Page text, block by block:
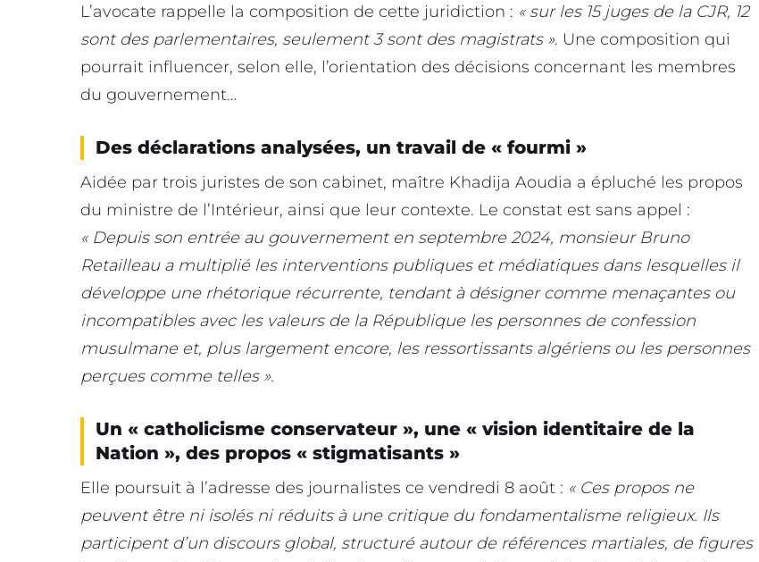
L’avocate rappelle la composition de cette juridiction : « sur les 15 juges de la CJR, 12
sont des parlementaires, seulement 3 sont des magistrats ». Une composition qui
pourrait influencer, selon elle, l’orientation des décisions concernant les membres
du gouvernement…
Des déclarations analysées, un travail de « fourmi »
Aidée par trois juristes de son cabinet, maître Khadija Aoudia a épluché les propos
du ministre de l’Intérieur, ainsi que leur contexte. Le constat est sans appel :
« Depuis son entrée au gouvernement en septembre 2024, monsieur Bruno
Retailleau a multiplié les interventions publiques et médiatiques dans lesquelles il
développe une rhétorique récurrente, tendant à désigner comme menaçantes ou
incompatibles avec les valeurs de la République les personnes de confession
musulmane et, plus largement encore, les ressortissants algériens ou les personnes
perçues comme telles ».
Un « catholicisme conservateur », une « vision identitaire de la
Nation », des propos « stigmatisants »
Elle poursuit à l’adresse des journalistes ce vendredi 8 août : « Ces propos ne
peuvent être ni isolés ni réduits à une critique du fondamentalisme religieux. Ils
participent d’un discours global, structuré autour de références martiales, de figures